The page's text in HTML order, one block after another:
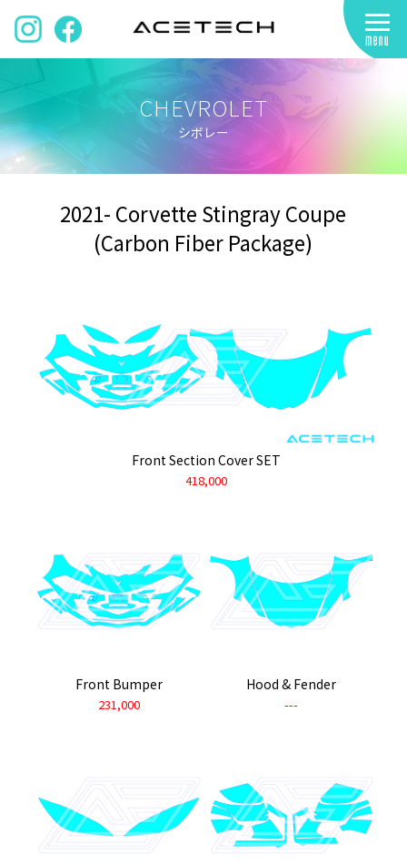
CHEVROLET
シボレー
2021- Corvette Stingray Coupe
(Carbon Fiber Package)
Front Section Cover SET
418,000
Front Bumper
231,000
Hood & Fender
---